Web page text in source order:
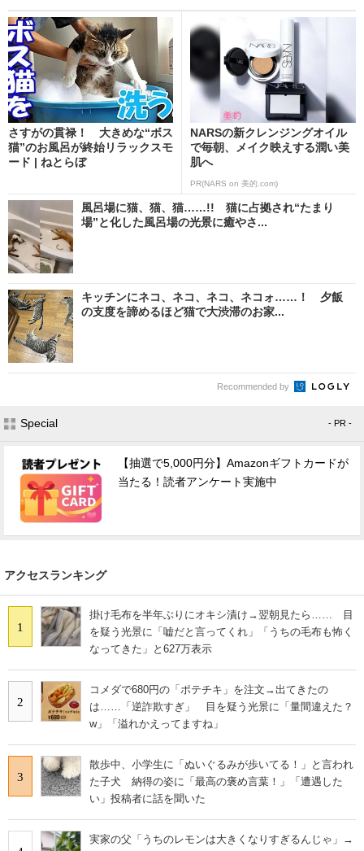
さすがの貫禄！ 大きめな“ボス
猫”のお風呂が終始リラックスモ
ード | ねとらぼ
NARSの新クレンジングオイル
で毎朝、メイク映えする潤い美
肌へ
PR(NARS on 美的.com)
風呂場に猫、猫、猫……!! 猫に占拠され“たまり
場”と化した風呂場の光景に癒やさ...
キッチンにネコ、ネコ、ネコ、ネコォ……！ 夕飯
の支度を諦めるほど猫で大渋滞のお家...
Recommended by
Special - PR -
【抽選で5,000円分】Amazonギフトカードが
当たる！読者アンケート実施中
アクセスランキング
1
掛け毛布を半年ぶりにオキシ漬け→翌朝見たら…… 目
を疑う光景に「嘘だと言ってくれ」「うちの毛布も怖く
なってきた」と627万表示
2
コメダで680円の「ポテチキ」を注文→出てきたの
は……「逆詐欺すぎ」 目を疑う光景に「量間違えた？
w」「溢れかえってますね」
3
散歩中、小学生に「ぬいぐるみが歩いてる！」と言われ
た子犬 納得の姿に「最高の褒め言葉！」「遭遇した
い」投稿者に話を聞いた
実家の父「うちのレモンは大きくなりすぎるんじゃ」→